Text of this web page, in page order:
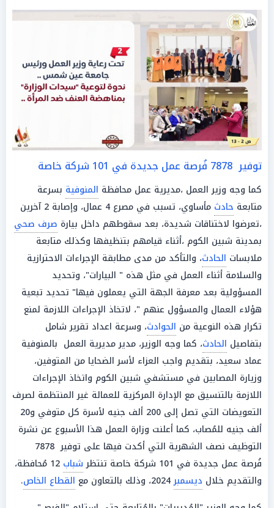
توفير 7878 فُرصة عمل جديدة في 101 شركة خاصة
كما وجه وزير العمل ،مديرية عمل محافظة المنوفية بسرعة
متابعة حادث
مأساوي، تسبب في مصرع 4 عمال، وإصابة 2 آخرين
،تعرضوا لاختناقات شديدة، بعد سقوطهم داخل بيارة صرف صحي
بمدينة شبين الكوم ،أثناء قيامهم بتنظيفها وكذلك متابعة
ملابسات الحادث، والتأكد من مدى مطابقة الإجراءات الاحترازية
والسلامة أثناء العمل في مثل هذه " البيارات"، وتحديد
المسؤولية بعد معرفة الجهة التي يعملون فيها" تحديد تبعية
هؤلاء العمال والمسؤول عنهم "، لاتخاذ الإجراءات اللازمة لمنع
تكرار هذه النوعية من الحوادث، وسرعة اعداد تقرير شامل
بتفاصيل الحادث، كما وجه الوزير، مدير مديرية العمل بالمنوفية
عماد سعيد، بتقديم واجب العزاء لأسر الضحايا من المتوفين،
وزيارة المصابين في مستشفي شبين الكوم واتخاذ الإجراءات
اللازمة بالتنسيق مع الإدارة المركزية للعمالة غير المنتظمة لصرف
التعويضات التي تصل إلى 200 ألف جنيه لأسرة كل متوفي و20
ألف جنيه للمُصاب، كما أعلنت وزارة العمل هذا الأسبوع عن نشرة
التوظيف نصف الشهرية التي أكدت فيها على توفير 7878
فُرصة عمل جديدة في 101 شركة خاصة تنتظر
شباب
12 مُحافظة،
والتقديم خلال ديسمبر2024، وذلك بالتعاون مع القطاع الخاص.